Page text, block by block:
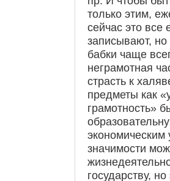
только этим,
сейчас это все
записывают, но
бабки чаще
неграмотная
страсть к
предметы как
грамотность»
экономическим
значимости
государству,